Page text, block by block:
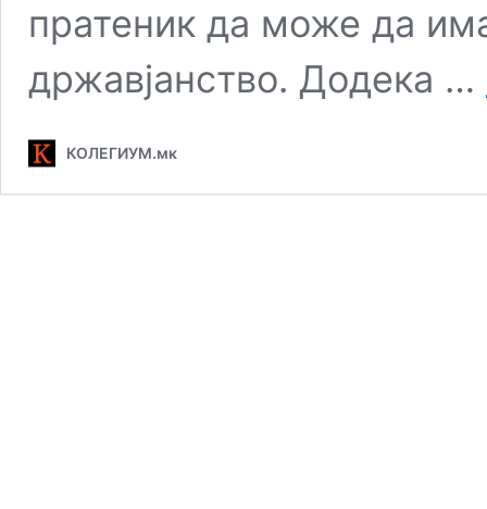
пратеник да може да
државјанство. Додека …
КОЛЕГИУМ.мк